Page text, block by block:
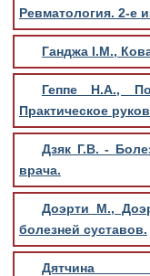
Ревматология. 2-е
Ганджа І.М.,
Геппе Н.А.,
Практическое
Дзяк Г.В. -
врача.
Доэрти М.,
болезней суставов.
Дятчина